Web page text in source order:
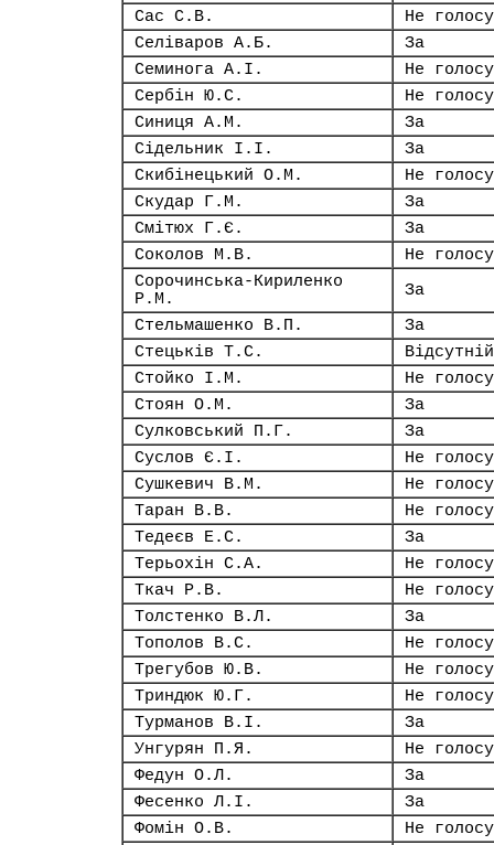
Сас С.В.
Не
Селіваров А.Б.
За
Семинога А.І.
Не
Сербін Ю.С.
Не
Синиця А.М.
За
Сідельник І.І.
За
Скибінецький О.М.
Не
Скудар Г.М.
За
Смітюх Г.Є.
За
Соколов М.В.
Не
Сорочинська-Кириленко
Р.М.
За
Стельмашенко В.П.
За
Стецьків Т.С.
Відсутній
Стойко І.М.
Не
Стоян О.М.
За
Сулковський П.Г.
За
Суслов Є.І.
Не
Сушкевич В.М.
Не
Таран В.В.
Не
Тедеєв Е.С.
За
Терьохін С.А.
Не
Ткач Р.В.
Не
Толстенко В.Л.
За
Тополов В.С.
Не
Трегубов Ю.В.
Не
Триндюк Ю.Г.
Не
Турманов В.І.
За
Унгурян П.Я.
Не
Федун О.Л.
За
Фесенко Л.І.
За
Фомін О.В.
Не